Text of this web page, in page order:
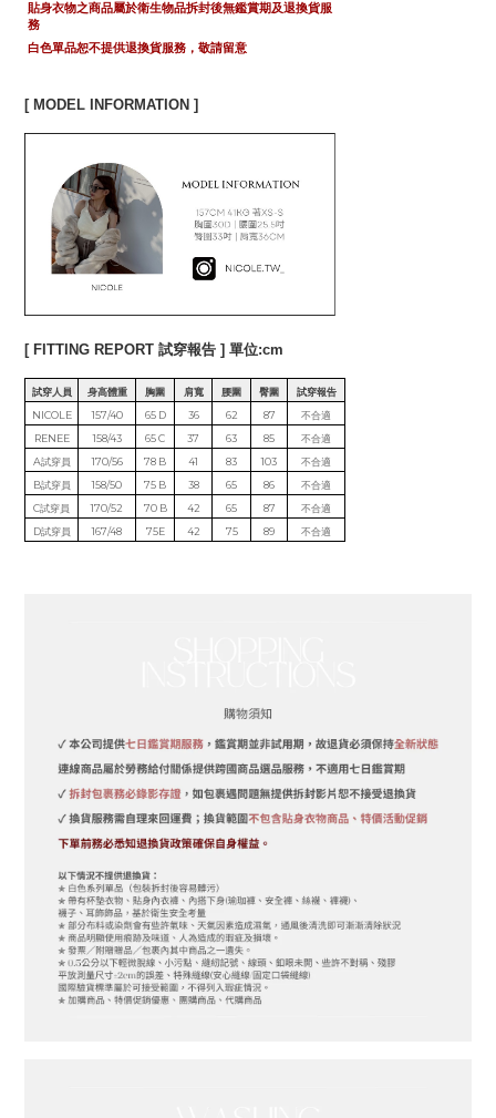
貼身衣物之商品屬於衛生物品拆封後無鑑賞期及退換貨服
務
白色單品恕不提供退換貨服務，敬請留意
[ MODEL INFORMATION ]
[ FITTING REPORT 試穿報告 ] 單位:cm
試穿人員 身高體重 胸圍 肩寬 腰圍 臀圍
試穿報告
NICOLE
157/40 65 D 36 62 87
不合適
RENEE
158/43 65 C 37 63 85
不合適
A試穿員
170/56 78 B 41 83 103
不合適
B試穿員
158/50 75 B 38 65 86
不合適
C試穿員
170/52 70 B 42 65 87
不合適
D試穿員
167/48 75E 42 75 89 不合適